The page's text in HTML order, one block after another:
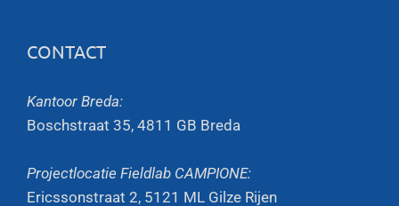
CONTACT
Kantoor Breda:
Boschstraat 35, 4811 GB Breda
Projectlocatie Fieldlab CAMPIONE:
Ericssonstraat 2, 5121 ML Gilze Rijen